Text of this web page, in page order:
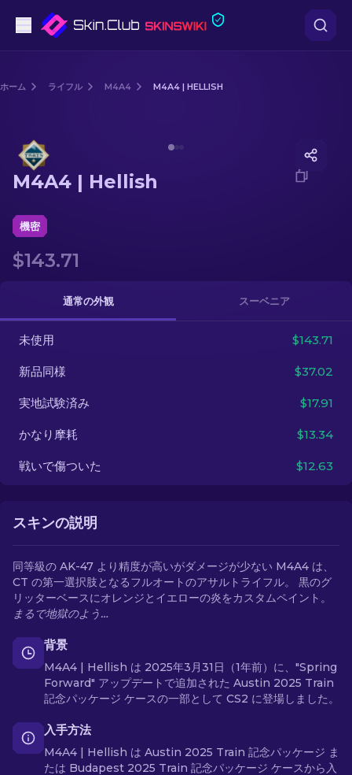
スナイパーライフル
グローブ
ケース
その他
ホーム ライフル M4A4 M4A4 | HELLISH
M4A4 | Hellish
機密
$143.71
通常の外観 スーベニア
未使用 $143.71
新品同様 $37.02
実地試験済み $17.91
かなり摩耗 $13.34
戦いで傷ついた $12.63
スキンの説明
同等級の AK-47 より精度が高いがダメージが少ない M4A4 は、
CT の第一選択肢となるフルオートのアサルトライフル。 黒のグ
リッターベースにオレンジとイエローの炎をカスタムペイント。
まるで地獄のよう…
背景
M4A4 | Hellish は 2025年3月31日（1年前）に、"Spring
Forward" アップデートで追加された Austin 2025 Train
記念パッケージ ケースの一部として CS2 に登場しました。
入手方法
M4A4 | Hellish は Austin 2025 Train 記念パッケージ ま
たは Budapest 2025 Train 記念パッケージ ケースから入